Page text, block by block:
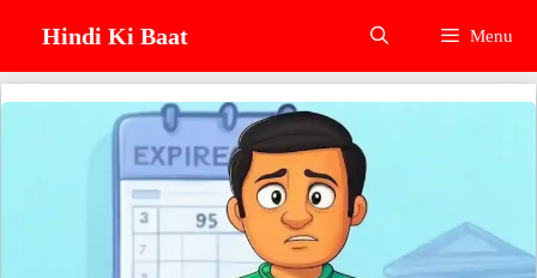
content
Hindi Ki Baat Menu